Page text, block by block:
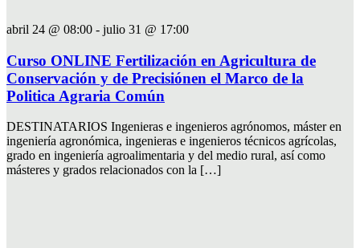
abril 24 @ 08:00 - julio 31 @ 17:00
Curso ONLINE Fertilización en Agricultura de
Conservación y de Precisiónen el Marco de la
Politica Agraria Común
DESTINATARIOS Ingenieras e ingenieros agrónomos, máster en
ingeniería agronómica, ingenieras e ingenieros técnicos agrícolas,
grado en ingeniería agroalimentaria y del medio rural, así como
másteres y grados relacionados con la […]